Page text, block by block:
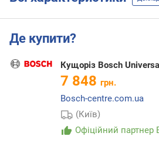
Де купити?
Кущоріз Bosch
7 848 грн.
Bosch-centre.com.ua
(Київ)
Офіційний партнер